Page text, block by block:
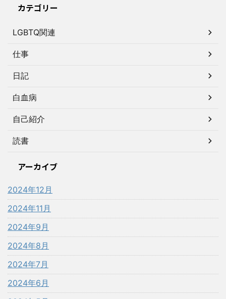
カテゴリー
LGBTQ関連
仕事
日記
白血病
自己紹介
読書
アーカイブ
2024年12月
2024年11月
2024年9月
2024年8月
2024年7月
2024年6月